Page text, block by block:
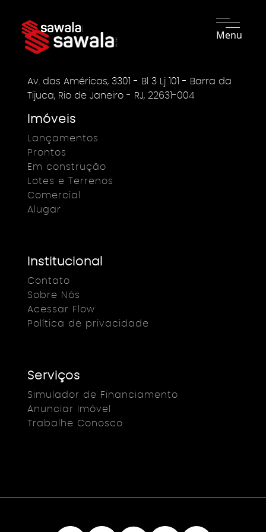
Menu
Av. das Américas, 3301 - Bl 3 Lj 101 - Barra da
Tijuca, Rio de Janeiro - RJ, 22631-004
Imóveis
Lançamentos
Prontos
Em construção
Lotes e Terrenos
Comercial
Alugar
Institucional
Contato
Sobre Nós
Acessar Flow
Política de privacidade
Serviços
Simulador de Financiamento
Anunciar Imóvel
Trabalhe Conosco